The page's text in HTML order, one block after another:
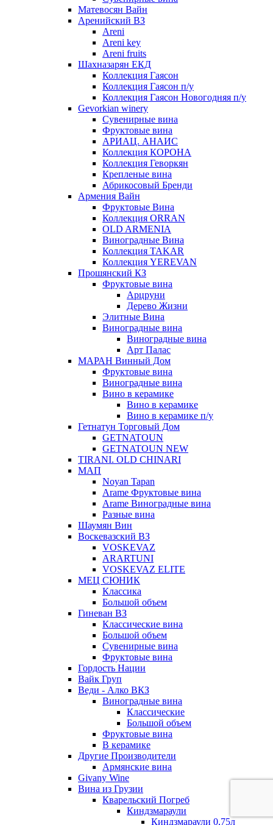
Матевосян Вайн
Аренийский ВЗ
Areni
Areni key
Areni fruits
Шахназарян ЕКД
Коллекция Гаясон
Коллекция Гаясон п/у
Коллекция Гаясон Новогодняя п/у
Gevorkian winery
Сувенирные вина
Фруктовые вина
АРИАЦ. АНАИС
Коллекция КОРОНА
Коллекция Геворкян
Крепленые вина
Абрикосовый Бренди
Армения Вайн
Фруктовые Вина
Коллекция ORRAN
OLD ARMENIA
Виноградные Вина
Коллекция TAKAR
Коллекция YEREVAN
Прошянский КЗ
Фруктовые вина
Арцруни
Дерево Жизни
Элитные Вина
Виноградные вина
Виноградные вина
Арт Палас
МАРАН Винный Дом
Фруктовые вина
Виноградные вина
Вино в керамике
Вино в керамике
Вино в керамике п/у
Гетнатун Торговый Дом
GETNATOUN
GETNATOUN NEW
TIRANI. OLD CHINARI
МАП
Noyan Tapan
Arame Фруктовые вина
Arame Виноградные вина
Разные вина
Шаумян Вин
Воскевазский ВЗ
VOSKEVAZ
ARARTUNI
VOSKEVAZ ELITE
МЕЦ СЮНИК
Классика
Большой объем
Гиневан ВЗ
Классические вина
Большой объем
Сувенирные вина
Фруктовые вина
Гордость Нации
Вайк Груп
Веди - Алко ВКЗ
Виноградные вина
Классические
Большой объем
Фруктовые вина
В керамике
Другие Производители
Армянские вина
Givany Wine
Вина из Грузии
Кварельский Погреб
Киндзмараули
Киндзмараули 0,75л